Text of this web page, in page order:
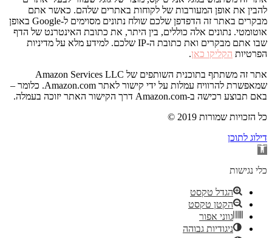
להבין את אופן המעורבות של לקוחות באתרים שלהם. כאשר אתם
מבקרים באתר זה הדפדפן שלכם שולח נתונים מסוימים ל-Google באופן
אוטומטי. נתונים אלה כוללים, בין היתר, את כתובת האינטרנט של הדף
שבו אתם מבקרים ואת כתובת ה-IP שלכם. למידע מלא על מדיניות
הפרטיות הקליקו כאן.
אתר זה משתתף בתוכנית השותפים של Amazon Services LLC
שמאפשרת להרוויח עמלות על ידי קישור לאתר Amazon.com. כלומר –
באם תבוצע רכישה ב-Amazon.com דרך הקישור האתר יזוכה בעמלה.
© 2019 כל הזכויות שמורות
דילוג לתוכן
פתח
נגישות
כלי נגישות
הגדל טקסט
הקטן טקסט
גווני אפור
ניגודיות גבוהה